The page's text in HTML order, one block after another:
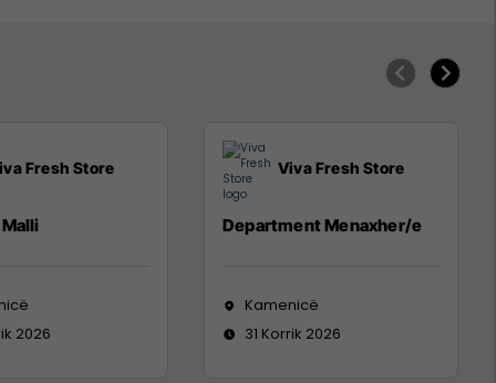
Fresh Store
2026
Viva Fresh Store
Department Menaxher/e
Kamenicë
31 Korrik 2026